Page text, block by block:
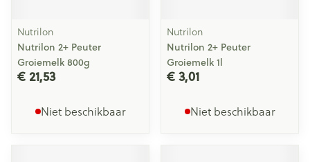
Nutrilon
Nutrilon 2+ Peuter
Groiemelk 800g
€ 21,53
Niet beschikbaar
Nutrilon
Nutrilon 2+ Peuter
Groiemelk 1l
€ 3,01
Niet beschikbaar